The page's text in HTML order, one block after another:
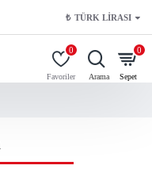
₺ TÜRK LIRASI
0 0